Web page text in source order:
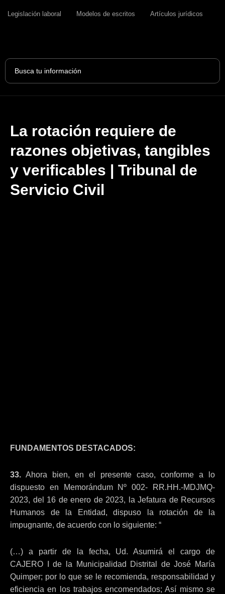
Legislación laboral Modelos de escritos Artículos jurídicos
Search
La rotación requiere de
razones objetivas, tangibles
y verificables | Tribunal de
Servicio Civil
FUNDAMENTOS DESTACADOS:
33. Ahora bien, en el presente caso, conforme a lo
dispuesto en Memorándum Nº 002- RR.HH.-MDJMQ-
2023, del 16 de enero de 2023, la Jefatura de Recursos
Humanos de la Entidad, dispuso la rotación de la
impugnante, de acuerdo con lo siguiente: “
(…) a partir de la fecha, Ud. Asumirá el cargo de
CAJERO I de la Municipalidad Distrital de José María
Quimper; por lo que se le recomienda, responsabilidad y
eficiencia en los trabajos encomendados; Así mismo se